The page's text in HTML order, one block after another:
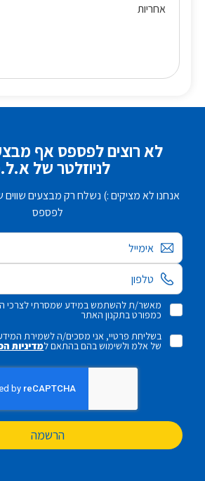
אחריות
לא רוצים לפספס אף
לניוזלטר של
אנחנו לא מציקים :) נשלח רק מבצעים
לפספס
אימייל
מאשר/ת להשתמש במידע שמסרתי לצרכי
כמפורט בתקנון האתר
בשליחת פרטיי, אני מסכים/ה לשמירת
של אלמ ולשימוש בהם בהתאם למדיניות
הרשמה